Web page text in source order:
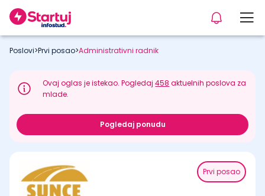
Poslovi>Prvi posao>Administrativni radnik
Ovaj oglas je istekao. Pogledaj458 aktuelnih poslova za
mlade.
Pogledaj ponudu
Prvi posao